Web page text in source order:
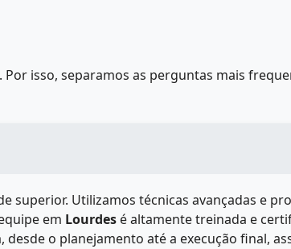
isso, separamos as perguntas mais
superior. Utilizamos técnicas avançadas e
em Lourdes é altamente treinada e
o planejamento até a execução final,